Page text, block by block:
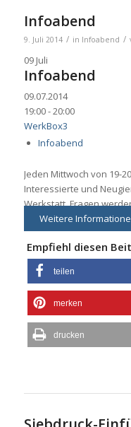
Infoabend
9. Juli 2014 / in Infoabend /
09 Juli
Infoabend
09.07.2014
19:00 - 20:00
WerkBox3
Infoabend
Jeden Mittwoch von 19-
Interessierte und
Werkstatt, Fragen
Weitere
Empfiehl diesen
teilen
merken
drucken